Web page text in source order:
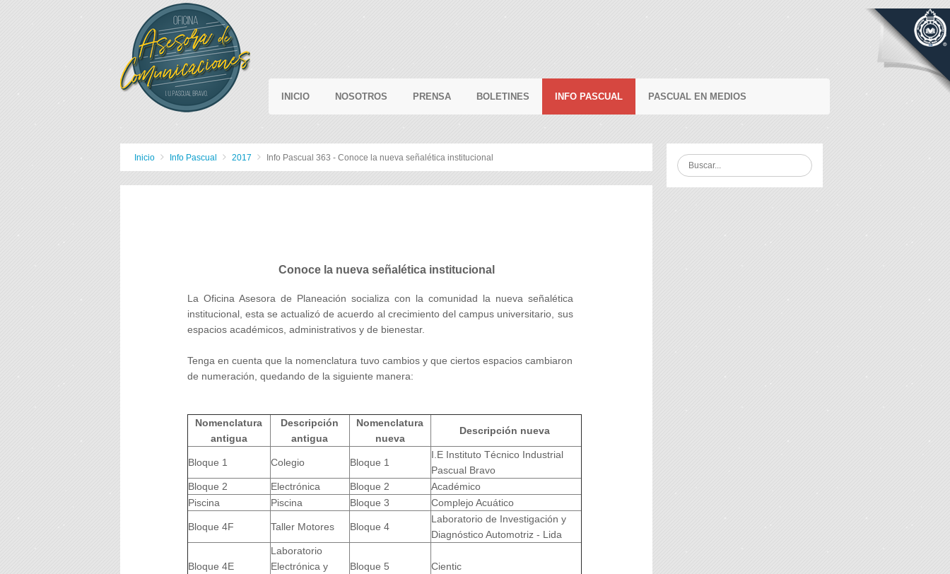
INICIO NOSOTROS PRENSA BOLETINES INFO PASCUAL PASCUAL EN MEDIOS
Inicio Info Pascual 2017 Info Pascual 363 - Conoce la nueva señalética institucional
Conoce la nueva señalética institucional
La Oficina Asesora de Planeación socializa con la comunidad la nueva señalética
institucional, esta se actualizó de acuerdo al crecimiento del campus universitario, sus
espacios académicos, administrativos y de bienestar.
Tenga en cuenta que la nomenclatura tuvo cambios y que ciertos espacios cambiaron
de numeración, quedando de la siguiente manera:
Nomenclatura
antigua
Descripción
antigua
Nomenclatura
nueva
Descripción nueva
Bloque 1 Colegio Bloque 1
I.E Instituto Técnico Industrial
Pascual Bravo
Bloque 2
Electrónica Bloque 2
Académico
Piscina
Piscina Bloque 3 Complejo Acuático
Bloque 4F Taller Motores Bloque 4
Laboratorio de Investigación y
Diagnóstico Automotriz - Lida
Bloque 4E
Laboratorio
Electrónica y
Bloque 5 Cientic